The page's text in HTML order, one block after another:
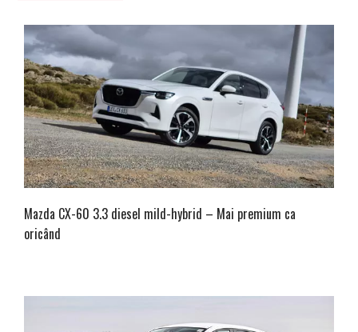
Mazda CX-60 3.3 diesel mild-hybrid – Mai premium ca
oricând